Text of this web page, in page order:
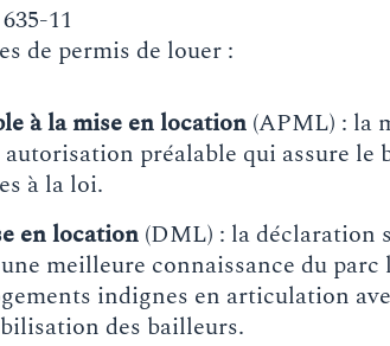
11
de permis de louer :
à la mise en location (APML) : la
préalable qui assure le
à la loi.
en location (DML) : la déclaration
meilleure connaissance du
indignes en articulation
des bailleurs.